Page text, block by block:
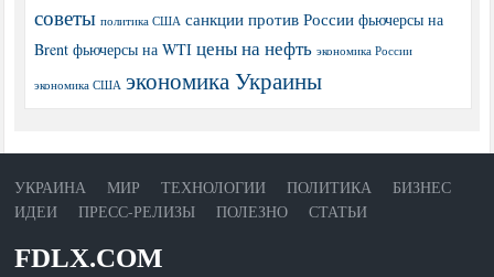
советы политика США санкции против России фьючерсы на
Brent фьючерсы на WTI цены на нефть экономика России
экономика США экономика Украины
УКРАИНА МИР ТЕХНОЛОГИИ ПОЛИТИКА
БИЗНЕС
ИДЕИ
ПРЕСС-РЕЛИЗЫ ПОЛЕЗНО СТАТЬИ
FDLX.COM